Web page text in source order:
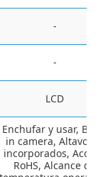
-
-
LCD
Enchufar y usar,
in camera,
incorporados,
RoHS, Alcance de